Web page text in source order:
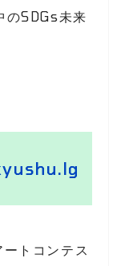
のSDGs未来
トコンテス